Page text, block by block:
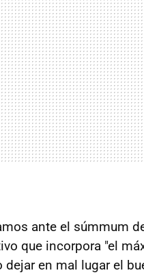
ante el súmmum
que incorpora "el
en mal lugar el